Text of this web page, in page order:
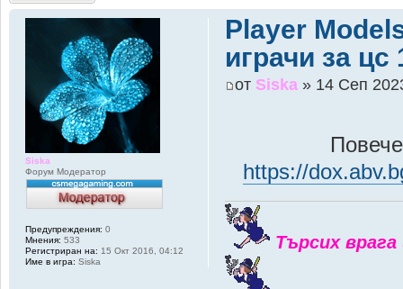
Player
играчи за цс
от Siska » 14 Сеп
https://
Търсих
Siska
Форум Модератор
Предупреждения: 0
Мнения: 533
Регистриран на: 15 Окт 2016, 04:12
Име в игра: Siska